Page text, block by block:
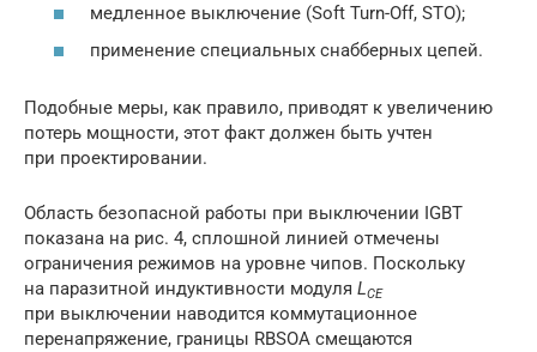
медленное выключение (Soft Turn-Off, STO);
применение специальных снабберных цепей.
Подобные меры, как правило, приводят к увеличению
потерь мощности, этот факт должен быть учтен
при проектировании.
Область безопасной работы при выключении IGBT
показана на рис. 4, сплошной линией отмечены
ограничения режимов на уровне чипов. Поскольку
на паразитной индуктивности модуля LCE
при выключении наводится коммутационное
перенапряжение, границы RBSOA смещаются